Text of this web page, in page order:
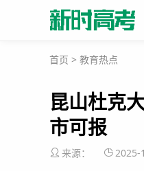
首页 > 教育热点
昆山杜克
市可报
来源： 2025-